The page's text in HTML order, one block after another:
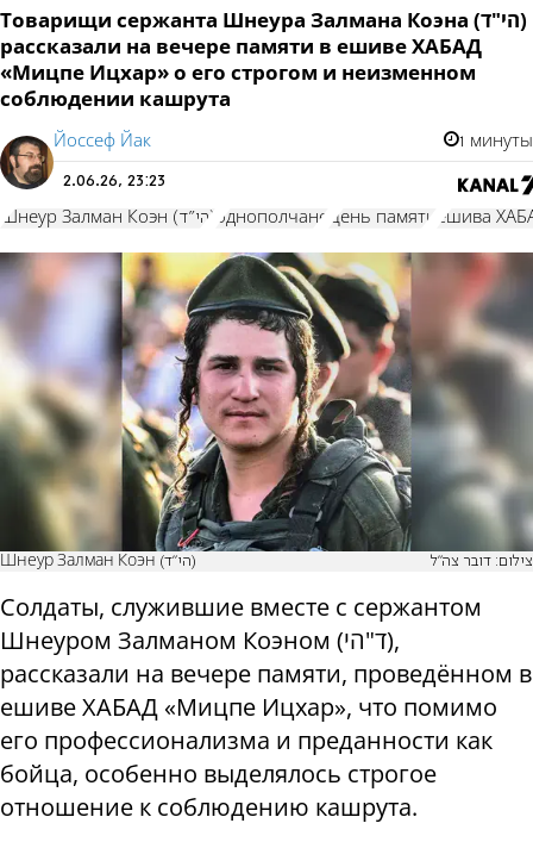
Товарищи сержанта Шнеура Залмана Коэна (הי"ד)
рассказали на вечере памяти в ешиве ХАБАД
«Мицпе Ицхар» о его строгом и неизменном
соблюдении кашрута
Йоссеф Йак 1 минуты
2.06.26, 23:23
Шнеур Залман Коэн (הי"ד) однополчане День памяти ешива
Шнеур Залман Коэн (הי"ד) צילום: דובר צה"ל
Солдаты, служившие вместе с сержантом
Шнеуром Залманом Коэном (הי"ד),
рассказали на вечере памяти, проведённом в
ешиве ХАБАД «Мицпе Ицхар», что помимо
его профессионализма и преданности как
бойца, особенно выделялось строгое
отношение к соблюдению кашрута.